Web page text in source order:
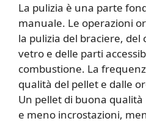
La pulizia è una parte
manuale. Le operazioni
la pulizia del braciere, del
vetro e delle parti
combustione. La
qualità del pellet e dalle
Un pellet di buona
e meno incrostazioni,